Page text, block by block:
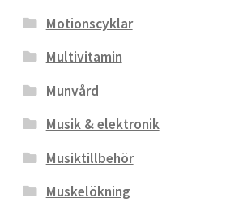
Motionscyklar
Multivitamin
Munvård
Musik & elektronik
Musiktillbehör
Muskelökning